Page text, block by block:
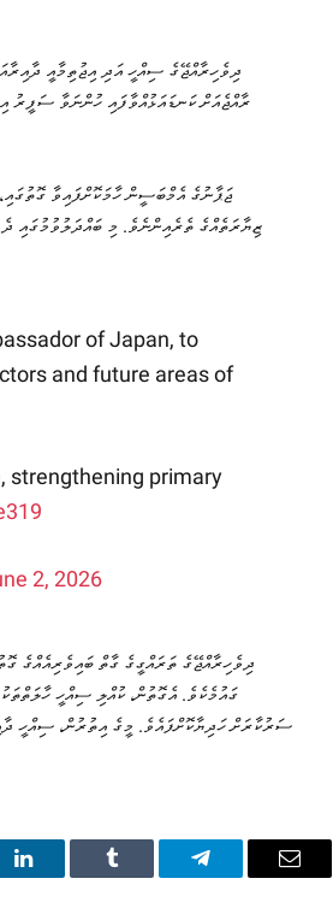
ދިވެހިރާއްޖޭގެ ސިއްހީ އަދި އިޖުތިމާއީ
ރާއްޖެއަށް ކަނޑައަޅުއްވާފައި ހުންނަވާ ސަފީރު
ޖަޕާނުގެ އެމްބަސީން ހާމަކޮށްފައިވާ
ޒިޔާރަތެއްގެ ތެރެއިންނެވެ. މި ބައްދަލުވުމުގައި
of Japan, to
and future areas of
strengthening primary
2, 2026
ދިވެހިރާއްޖޭގެ ތަރައްގީގެ ގާތް ބައިވެރިއެއްގެ
ގައުމެކެވެ. އެގޮތުން، ކުއްލި ސިއްހީ
ސަރުކާރަށް ހަދިޔާކޮށްފައެވެ. މީގެ އިތުރުން، ސިއްހީ
LinkedIn Tumblr Telegram Email